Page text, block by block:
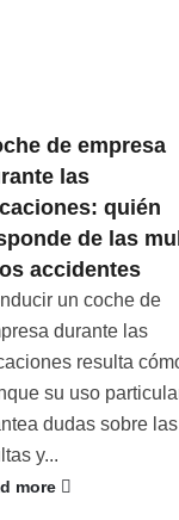
de empresa
las
quién
de las
accidentes
un coche de
durante las
resulta
su uso
dudas sobre las
y...
more